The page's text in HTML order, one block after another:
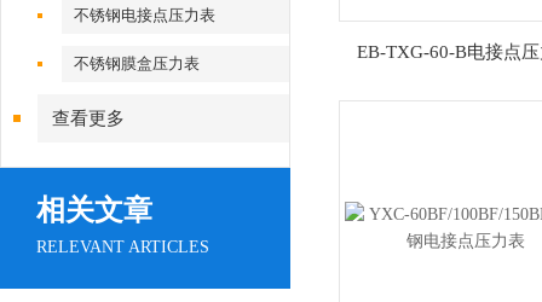
不锈钢电接点压力表
不锈钢膜盒压力表
查看更多
相关文章
RELEVANT ARTICLES
EB-TXG-60-B电接点